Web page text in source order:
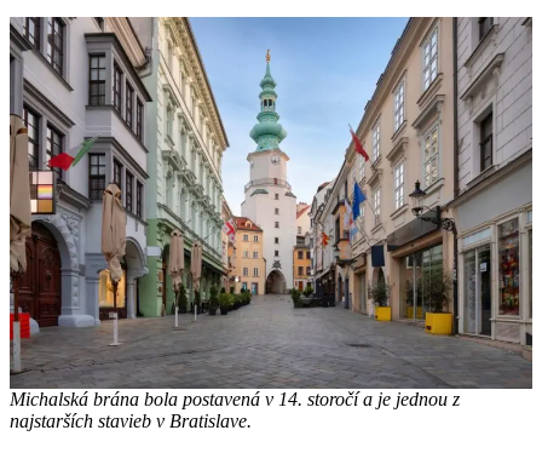
Michalská brána bola postavená v 14. storočí a je jednou z
najstarších stavieb v Bratislave.